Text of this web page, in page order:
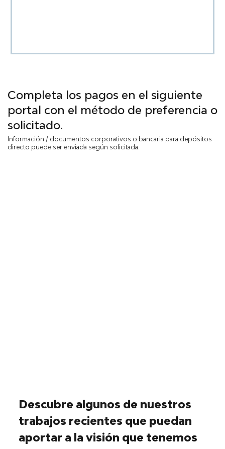
Descubre algunos de nuestros
trabajos recientes que puedan
aportar a la visión que tenemos
Completa los pagos en el siguiente
portal con el método de preferencia o
solicitado.
Información / documentos corporativos o bancaria para depósitos
directo puede ser enviada según solicitada.